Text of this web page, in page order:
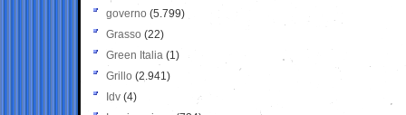
governo (5.799)
Grasso (22)
Green Italia (1)
Grillo (2.941)
Idv (4)